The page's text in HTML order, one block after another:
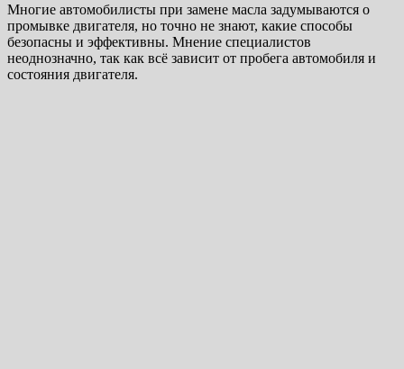
Многие автомобилисты при замене масла задумываются о
промывке двигателя, но точно не знают, какие способы
безопасны и эффективны. Мнение специалистов
неоднозначно, так как всё зависит от пробега автомобиля и
состояния двигателя.